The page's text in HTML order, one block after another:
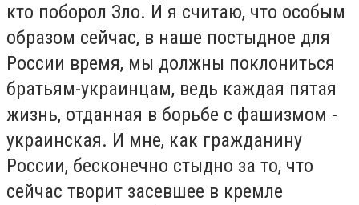
кто поборол Зло. И я считаю, что особым
образом сейчас, в наше постыдное для
России время, мы должны поклониться
братьям-украинцам, ведь каждая пятая
жизнь, отданная в борьбе с фашизмом -
украинская. И мне, как гражданину
России, бесконечно стыдно за то, что
сейчас творит засевшее в кремле